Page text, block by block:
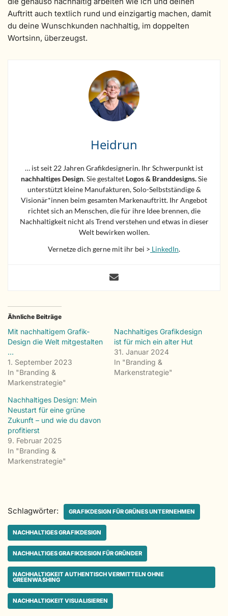
Auftritt auch textlich rund und einzigartig machen, damit
du deine Wunschkunden nachhaltig, im doppelten
Wortsinn, überzeugst.
Heidrun
… ist seit 22 Jahren Grafikdesignerin. Ihr Schwerpunkt ist
nachhaltiges Design. Sie gestaltet Logos & Branddesigns.Sie
unterstützt kleine Manufakturen, Solo-Selbstständige &
Visionär*innen beim gesamten Markenauftritt. Ihr Angebot
richtet sich an Menschen, die für ihre Idee brennen, die
Nachhaltigkeit nicht als Trend verstehen und etwas in dieser
Welt bewirken wollen.
Vernetze dich gerne mit ihr bei > LinkedIn.
Ähnliche Beiträge
Mit nachhaltigem Grafik-
Design die Welt mitgestalten
…
1. September 2023
In "Branding &
Markenstrategie"
Nachhaltiges Grafikdesign
ist für mich ein alter Hut
31. Januar 2024
In "Branding &
Markenstrategie"
Nachhaltiges Design: Mein
Neustart für eine grüne
Zukunft – und wie du davon
profitierst
9. Februar 2025
In "Branding &
Markenstrategie"
Schlagwörter: GRAFIKDESIGN FÜR GRÜNES UNTERNEHMEN
NACHHALTIGES GRAFIKDESIGN
NACHHALTIGES GRAFIKDESIGN FÜR GRÜNDER
NACHHALTIGKEIT AUTHENTISCH VERMITTELN OHNE
GREENWASHING
NACHHALTIGKEIT VISUALISIEREN